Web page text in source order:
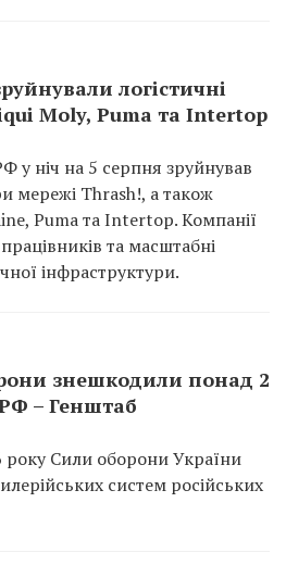
логістичні
Moly, Puma та Intertop
у ніч на 5 серпня зруйнував
мережі Thrash!, а також
Puma та Intertop. Компанії
та масштабні
інфраструктури.
знешкодили понад 2
– Генштаб
Сили оборони України
систем російських